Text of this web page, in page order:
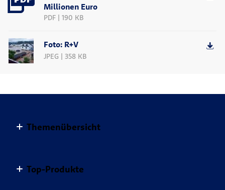
Millionen Euro
PDF | 190 KB
Foto: R+V
JPEG | 358 KB
Themenübersicht
Haus & Wohnung
Top-Produkte